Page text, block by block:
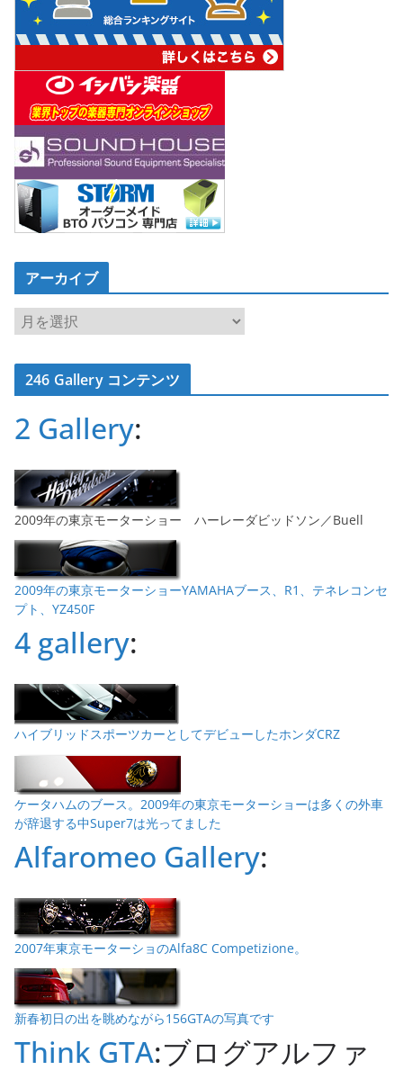
アーカイブ
ア
ー
カ
イ246 Gallery コンテンツ
2 Gallery:
2009年の東京モーターショー ハーレーダビッドソン／Buell
2009年の東京モーターショーYAMAHAブース、R1、テネレコンセ
プト、YZ450F
4 gallery:
ハイブリッドスポーツカーとしてデビューしたホンダCRZ
ケータハムのブース。2009年の東京モーターショーは多くの外車
が辞退する中Super7は光ってました
Alfaromeo Gallery:
2007年東京モーターショのAlfa8C Competizione。
新春初日の出を眺めながら156GTAの写真です
Think GTA:ブログアルファ